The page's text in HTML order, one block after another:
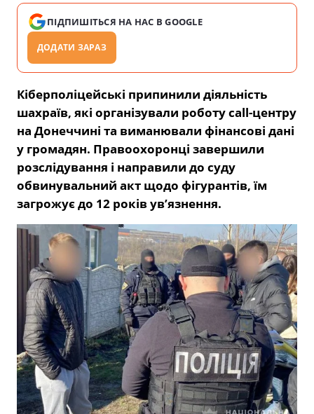
ПІДПИШІТЬСЯ НА НАС В GOOGLE
ДОДАТИ ЗАРАЗ
Кіберполіцейські припинили діяльність
шахраїв, які організували роботу call-центру
на Донеччині та виманювали фінансові дані
у громадян. Правоохоронці завершили
розслідування і направили до суду
обвинувальний акт щодо фігурантів, їм
загрожує до 12 років ув’язнення.